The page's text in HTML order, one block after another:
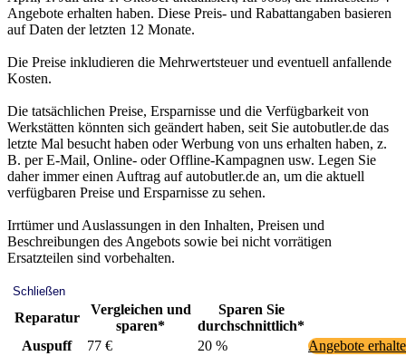
Angebote erhalten haben. Diese Preis- und Rabattangaben basieren
auf Daten der letzten 12 Monate.
Die Preise inkludieren die Mehrwertsteuer und eventuell anfallende
Kosten.
Die tatsächlichen Preise, Ersparnisse und die Verfügbarkeit von
Werkstätten könnten sich geändert haben, seit Sie autobutler.de das
letzte Mal besucht haben oder Werbung von uns erhalten haben, z.
B. per E-Mail, Online- oder Offline-Kampagnen usw. Legen Sie
daher immer einen Auftrag auf autobutler.de an, um die aktuell
verfügbaren Preise und Ersparnisse zu sehen.
Irrtümer und Auslassungen in den Inhalten, Preisen und
Beschreibungen des Angebots sowie bei nicht vorrätigen
Ersatzteilen sind vorbehalten.
Schließen
Reparatur
Vergleichen und
sparen*
Sparen Sie
durchschnittlich*
Auspuff
77 € 20 %
Angebote